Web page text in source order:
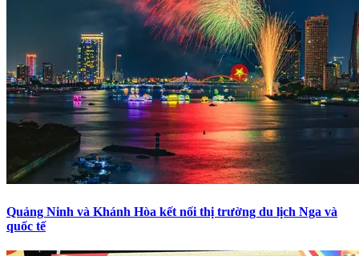
Quảng Ninh và Khánh Hòa kết nối thị trường du lịch Nga và
quốc tế